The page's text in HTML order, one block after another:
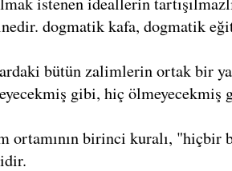
dogmatik kafa, dogmatik
bütün zalimlerin ortak bir
gibi, hiç ölmeyecekmiş
ortamının birinci kuralı, "hiçbir